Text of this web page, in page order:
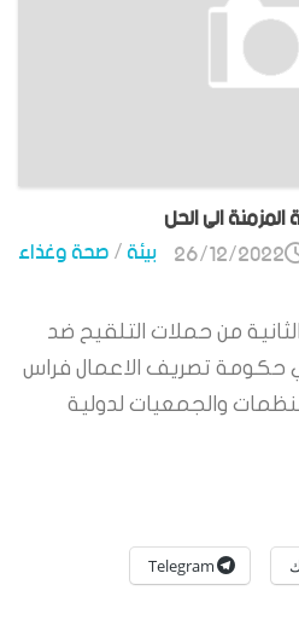
الى الحل
بيئة/صحة وغذاء 26/12/2022
من حملات التلقيح ضد
في حكومة تصريف الاعمال فراس
والجمعيات لدولية
Telegram